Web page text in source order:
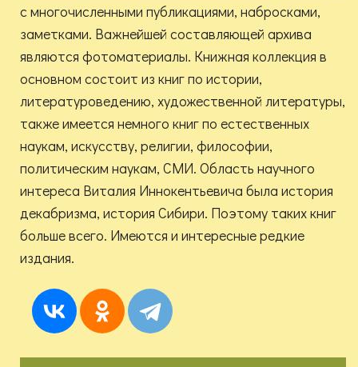
с многочисленными публикациями, набросками,
заметками. Важнейшей составляющей архива
являются фотоматериалы. Книжная коллекция в
основном состоит из книг по истории,
литературоведению, художественной литературы,
также имеется немного книг по естественных
наукам, искусству, религии, философии,
политическим наукам, СМИ. Область научного
интереса Виталия Иннокентьевича была история
декабризма, история Сибири. Поэтому таких книг
больше всего. Имеются и интересные редкие
издания.